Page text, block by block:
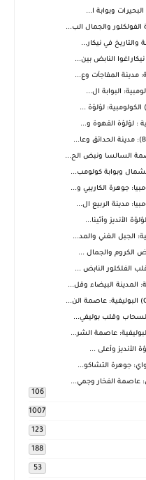
عاصمة الشر...
106
1007
123
188
53